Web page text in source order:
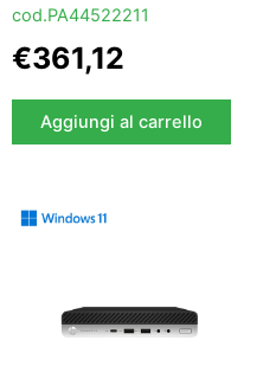
cod.PA44522211
€361,12
Aggiungi al carrello